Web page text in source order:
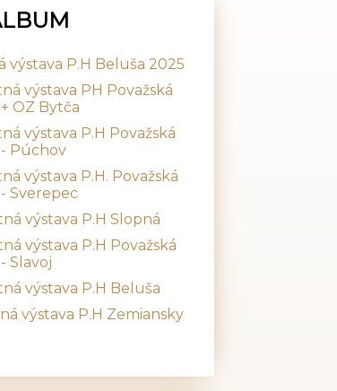
výstava P.H Beluša 2025
výstava PH Považská
OZ Bytča
výstava P.H Považská
Púchov
výstava P.H. Považská
Sverepec
výstava P.H Slopná
výstava P.H Považská
Slavoj
výstava P.H Beluša
výstava P.H Zemiansky